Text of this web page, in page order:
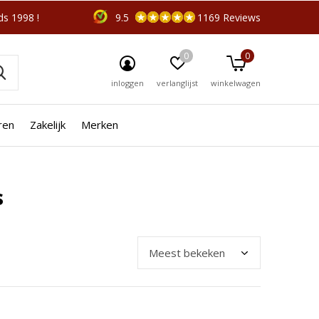
Zakelijk Merken
inloggen verlanglijst
0
winkelwagen
0
1998 ! 9.5 1169 Reviews